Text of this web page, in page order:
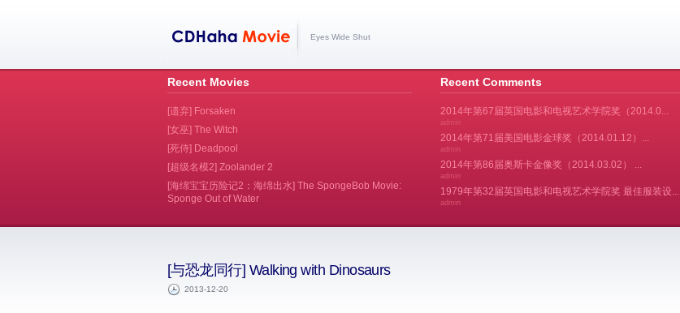
Eyes Wide Shut
Recent Comments
2014年第67届英国电影和电视艺术学院奖（2014.0...
admin
2014年第71届美国电影金球奖（2014.01.12）...
admin
2014年第86届奥斯卡金像奖（2014.03.02） ...
admin
1979年第32届英国电影和电视艺术学院奖 最佳服装设...
admin
[与恐龙同行] Walking with Dinosaurs
2013-12-20
Recent Movies
[遗弃] Forsaken
[女巫] The Witch
[死侍] Deadpool
[超级名模2] Zoolander 2
[海绵宝宝历险记2：海绵出水] The SpongeBob Movie:
Sponge Out of Water